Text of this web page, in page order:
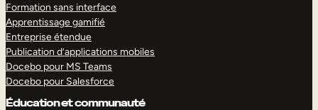
Formation sans interface
Apprentissage gamifié
Entreprise étendue
Publication d’applications mobiles
Docebo pour MS Teams
Docebo pour Salesforce
Éducation et communauté